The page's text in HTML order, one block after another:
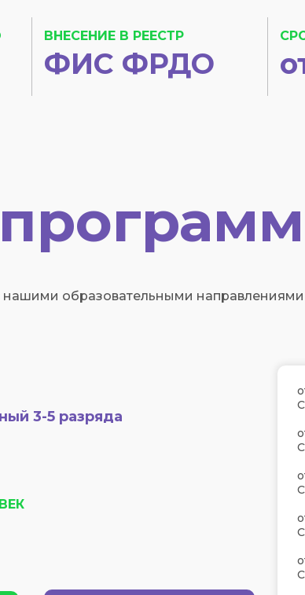
ВНЕСЕНИЕ В РЕЕСТР
ФИС ФРДО
образовательными
3-5 разряда